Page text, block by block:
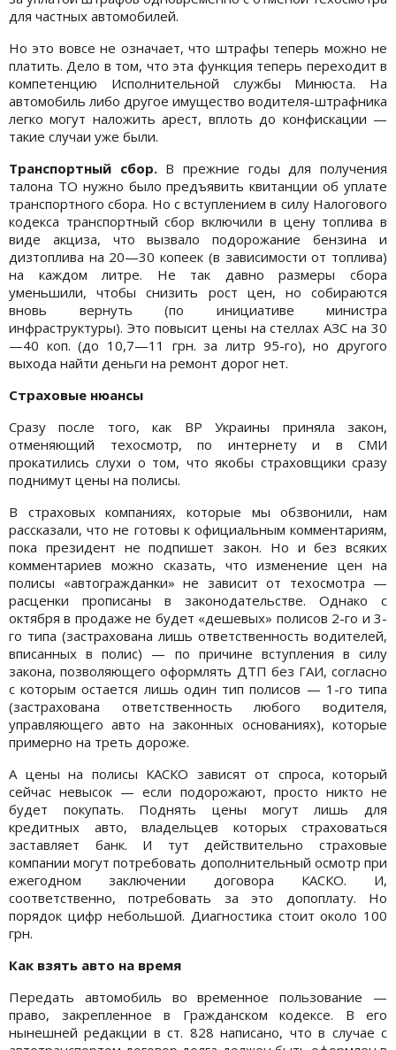
для частных автомобилей.
Но это вовсе не означает, что штрафы теперь можно не
платить. Дело в том, что эта функция теперь переходит в
компетенцию Исполнительной службы Минюста. На
автомобиль либо другое имущество водителя-штрафника
легко могут наложить арест, вплоть до конфискации —
такие случаи уже были.
Транспортный сбор.В прежние годы для получения
талона ТО нужно было предъявить квитанции об уплате
транспортного сбора. Но с вступлением в силу Налогового
кодекса транспортный сбор включили в цену топлива в
виде акциза, что вызвало подорожание бензина и
дизтоплива на 20—30 копеек (в зависимости от топлива)
на каждом литре. Не так давно размеры сбора
уменьшили, чтобы снизить рост цен, но собираются
вновь вернуть (по инициативе министра
инфраструктуры). Это повысит цены на стеллах АЗС на 30
—40 коп. (до 10,7—11 грн. за литр 95-го), но другого
выхода найти деньги на ремонт дорог нет.
Страховые нюансы
Сразу после того, как ВР Украины приняла закон,
отменяющий техосмотр, по интернету и в СМИ
прокатились слухи о том, что якобы страховщики сразу
поднимут цены на полисы.
В страховых компаниях, которые мы обзвонили, нам
рассказали, что не готовы к официальным комментариям,
пока президент не подпишет закон. Но и без всяких
комментариев можно сказать, что изменение цен на
полисы «автогражданки» не зависит от техосмотра —
расценки прописаны в законодательстве. Однако с
октября в продаже не будет «дешевых» полисов 2-го и 3-
го типа (застрахована лишь ответственность водителей,
вписанных в полис) — по причине вступления в силу
закона, позволяющего оформлять ДТП без ГАИ, согласно
с которым остается лишь один тип полисов — 1-го типа
(застрахована ответственность любого водителя,
управляющего авто на законных основаниях), которые
примерно на треть дороже.
А цены на полисы КАСКО зависят от спроса, который
сейчас невысок — если подорожают, просто никто не
будет покупать. Поднять цены могут лишь для
кредитных авто, владельцев которых страховаться
заставляет банк. И тут действительно страховые
компании могут потребовать дополнительный осмотр при
ежегодном заключении договора КАСКО. И,
соответственно, потребовать за это допоплату. Но
порядок цифр небольшой. Диагностика стоит около 100
грн.
Как взять авто на время
Передать автомобиль во временное пользование —
право, закрепленное в Гражданском кодексе. В его
нынешней редакции в ст. 828 написано, что в случае с